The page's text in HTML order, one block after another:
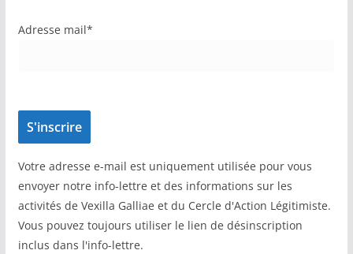
Adresse mail*
Votre adresse e-mail est uniquement utilisée pour vous
envoyer notre info-lettre et des informations sur les
activités de Vexilla Galliae et du Cercle d'Action Légitimiste.
Vous pouvez toujours utiliser le lien de désinscription
inclus dans l'info-lettre.